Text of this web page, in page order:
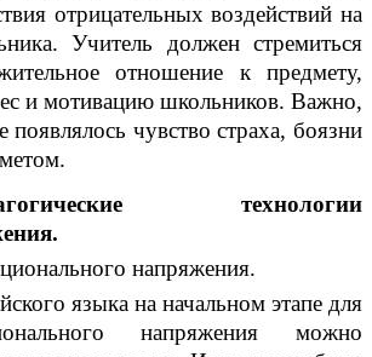
отрицательных воздействий на
Учитель должен стремиться
отношение к предмету,
и мотивацию школьников. Важно,
появлялось чувство страха, боязни
технологии
напряжения.
языка на начальном этапе для
напряжения можно